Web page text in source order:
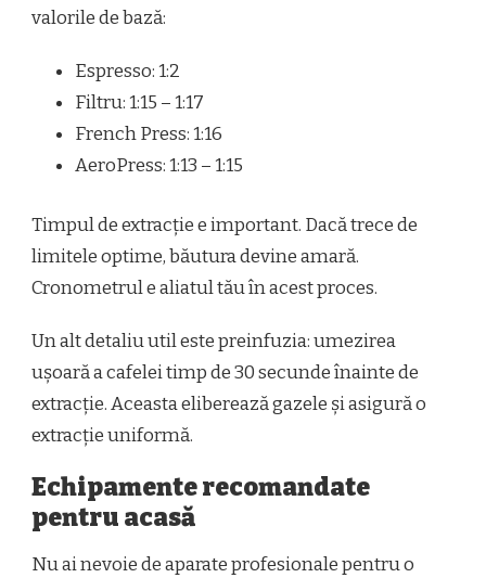
valorile de bază:
Espresso: 1:2
Filtru: 1:15 – 1:17
French Press: 1:16
AeroPress: 1:13 – 1:15
Timpul de extracție e important. Dacă trece de
limitele optime, băutura devine amară.
Cronometrul e aliatul tău în acest proces.
Un alt detaliu util este preinfuzia: umezirea
ușoară a cafelei timp de 30 secunde înainte de
extracție. Aceasta eliberează gazele și asigură o
extracție uniformă.
Echipamente recomandate
pentru acasă
Nu ai nevoie de aparate profesionale pentru o